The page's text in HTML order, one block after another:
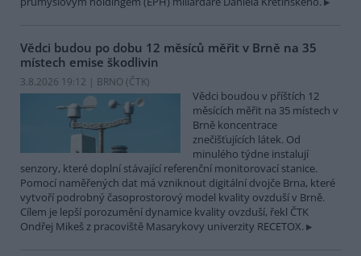
Vědci budou po dobu 12 měsíců měřit v Brně na 35
místech emise škodlivin
3.8.2026 19:12 | BRNO (ČTK)
Vědci boudou v příštích 12
měsících měřit na 35 místech v
Brně koncentrace
znečišťujících látek. Od
minulého týdne instalují
senzory, které doplní stávající referenční monitorovací stanice.
Pomocí naměřených dat má vzniknout digitální dvojče Brna, které
vytvoří podrobný časoprostorový model kvality ovzduší v Brně.
Cílem je lepší porozumění dynamice kvality ovzduší, řekl ČTK
Ondřej Mikeš z pracoviště Masarykovy univerzity RECETOX.